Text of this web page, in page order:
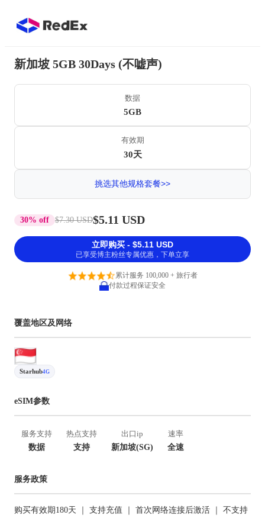
新加坡 5GB 30Days (不嘘声)
数据
5GB
有效期
30天
挑选其他规格套餐>>
30% off $7.30 USD$5.11 USD
立即购买 - $5.11 USD
已享受博主粉丝专属优惠，下单立享
累计服务 100,000 + 旅行者
付款过程保证安全
覆盖地区及网络
Starhub4G
eSIM参数
服务支持
数据
热点支持
支持
出口ip
新加坡(SG)
速率
全速
服务政策
购买有效期180天 ｜ 支持充值 ｜ 首次网络连接后激活 ｜ 不支持